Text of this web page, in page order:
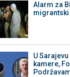
Alarm za
U
kamere,